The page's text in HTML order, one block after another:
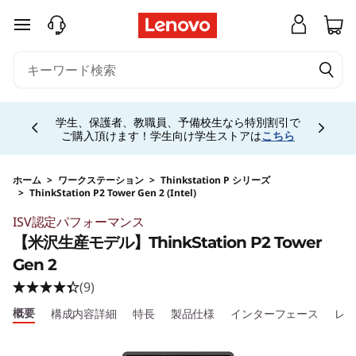
a
o
メインコンテンツにスキップする
お電話購入相談窓口 ☎ 法人:0120-148-333 法人
専用ストア会員登録 (無料) 詳細はこちら
専用会
場はこちら
ホーム > ワークステーション > Thinkstation P シリーズ
> ThinkStation P2 Tower Gen 2 (Intel)
ISV認定パフォーマンス
【米沢生産モデル】ThinkStation P2 Tower
Gen 2
(9)
概要 構成内容詳細 特長 製品仕様 インターフェース レ